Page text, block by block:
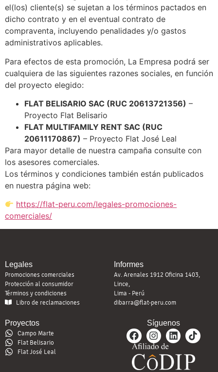
el(los) cliente(s) se sujetan a los términos pactados en
dicho contrato y en el eventual contrato de
compraventa, incluyendo penalidades y/o gastos
administrativos aplicables.
Para efectos de esta promoción, La Empresa podrá ser
cualquiera de las siguientes razones sociales, en función
del proyecto elegido:
FLAT BELISARIO SAC (RUC 20613721356) –
Proyecto Flat Belisario
FLAT MULTIFAMILY RENT SAC (RUC
20611170867) – Proyecto Flat José Leal
Para mayor detalle de nuestra campaña consulte con
los asesores comerciales.
Los términos y condiciones también están publicados
en nuestra página web:
https://flat-peru.com/legales-promociones-
comerciales/
Legales
Promociones comerciales
Protección al consumidor
Términos y condiciones
Libro de reclamaciones
Informes
Av. Arenales 1912 Oficina 1403,
Lince,
Lima - Perú
dibarra@flat-peru.com
Proyectos
Campo Marte
Flat Belisario
Flat José Leal
Síguenos